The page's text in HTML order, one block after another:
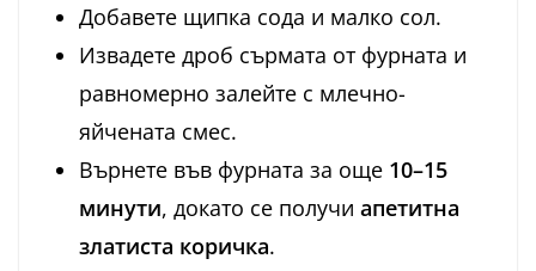
Добавете щипка сода и малко сол.
Извадете дроб сърмата от фурната и
равномерно залейте с млечно-
яйчената смес.
Върнете във фурната за още 10–15
минути, докато се получи апетитна
златиста коричка.